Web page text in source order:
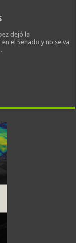
dejó la
el Senado y no se va